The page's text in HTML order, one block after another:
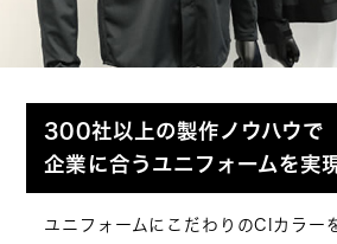
300社以上の製作ノウハウで
企業に合うユニフォームを実
ユニフォームにこだわりのCIカラー